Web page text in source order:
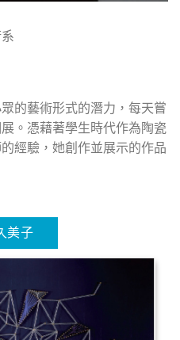
的藝術形式的潛力，每天嘗
。憑藉著學生時代作為陶瓷
經驗，她創作並展示的作品
美子